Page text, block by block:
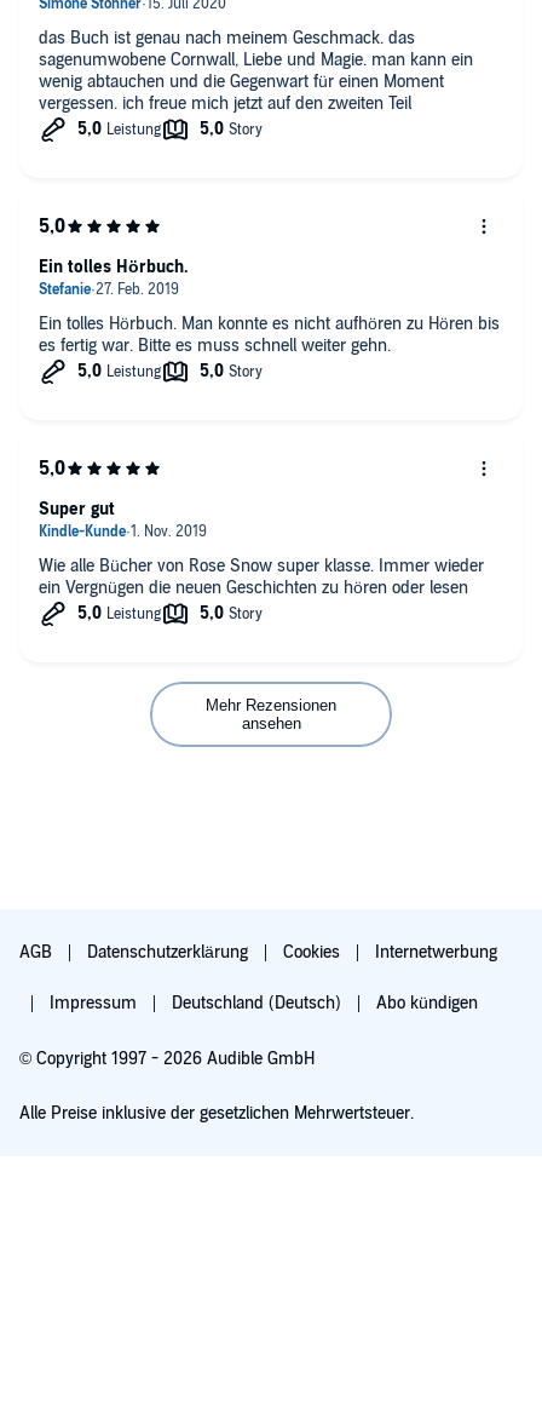
das Buch ist genau nach meinem Geschmack. das
sagenumwobene Cornwall, Liebe und Magie. man kann ein
wenig abtauchen und die Gegenwart für einen Moment
vergessen. ich freue mich jetzt auf den zweiten Teil
Ein tolles Hörbuch. Man konnte es nicht aufhören zu Hören bis
es fertig war. Bitte es muss schnell weiter gehn.
Ein tolles Hörbuch.
Wie alle Bücher von Rose Snow super klasse. Immer wieder
ein Vergnügen die neuen Geschichten zu hören oder lesen
Super gut
Mehr Rezensionen
ansehen
AGB Datenschutzerklärung Cookies Internetwerbung
Impressum Deutschland (Deutsch) Abo kündigen
© Copyright 1997 - 2026 Audible GmbH
Alle Preise inklusive der gesetzlichen Mehrwertsteuer.